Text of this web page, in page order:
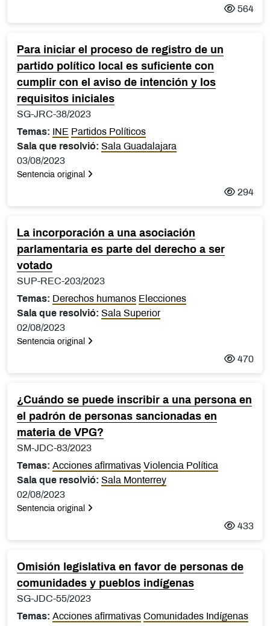
564
Para iniciar el proceso de registro de un
partido político local es suficiente con
cumplir con el aviso de intención y los
requisitos iniciales
SG-JRC-38/2023
Temas:
INE Partidos Políticos
Sala que resolvió: Sala Guadalajara
03/08/2023
Sentencia original
294
La incorporación a una asociación
parlamentaria es parte del derecho a ser
votado
SUP-REC-203/2023
Temas: Derechos humanos Elecciones
Sala que resolvió: Sala Superior
02/08/2023
Sentencia original
470
¿Cuándo se puede inscribir a una persona en
el padrón de personas sancionadas en
materia de VPG?
SM-JDC-83/2023
Temas: Acciones afirmativas Violencia Política
Sala que resolvió: Sala Monterrey
02/08/2023
Sentencia original
433
Omisión legislativa en favor de personas de
comunidades y pueblos indígenas
SG-JDC-55/2023
Temas: Acciones afirmativas Comunidades Indígenas